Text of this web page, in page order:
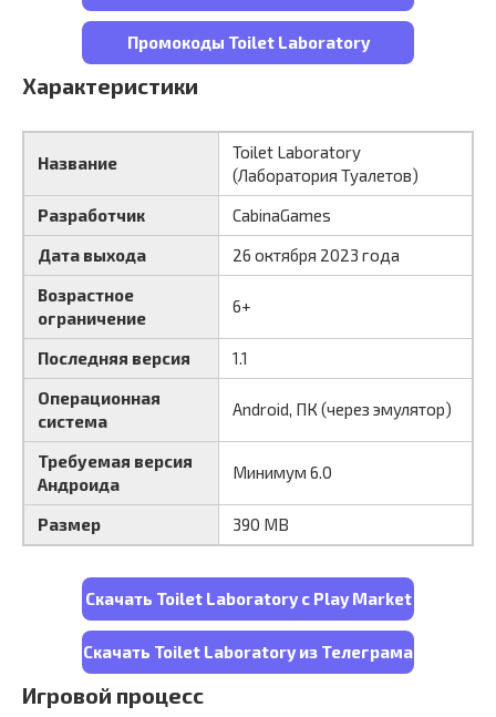
Промокоды Toilet Laboratory
Характеристики
Название
Toilet Laboratory
(Лаборатория Туалетов)
Разработчик
CabinaGames
Дата выхода
26 октября 2023 года
Возрастное
ограничение
6+
Последняя версия
1.1
Операционная
система
Android, ПК (через эмулятор)
Требуемая версия
Андроида
Минимум 6.0
Размер 390 MB
Скачать Toilet Laboratory с Play Market
Скачать Toilet Laboratory из Телеграма
Игровой процесс